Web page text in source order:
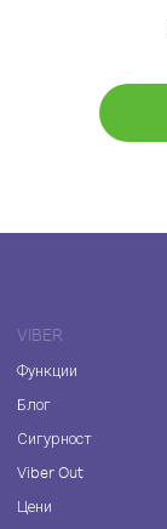
VIBER
Функции
Блог
Сигурност
Viber Out
Цени